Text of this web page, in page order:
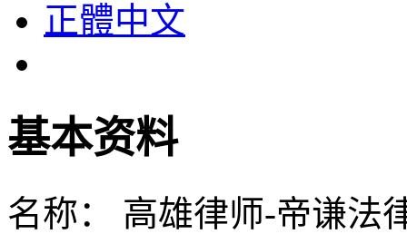
正體中文
基本资料
名称： 高雄律师-帝谦法